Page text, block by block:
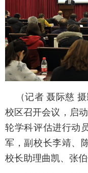
（记者 聂际慈 摄
校区召开会议，启
轮学科评估进行动
军，副校长李靖、
校长助理曲凯、张